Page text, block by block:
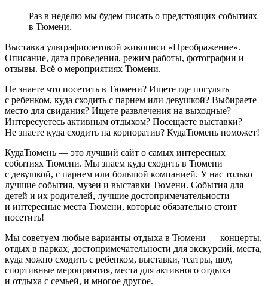
Раз в неделю мы будем писать о предстоящих событиях
в Тюмени.
Выставка ультрафиолетовой живописи «Преображение».
Описание, дата проведения, режим работы, фотографии и
отзывы. Всё о мероприятиях Тюмени.
Не знаете что посетить в Тюмени? Ищете где погулять
с ребенком, куда сходить с парнем или девушкой? Выбираете
место для свидания? Ищете развлечения на выходные?
Интересуетесь активным отдыхом? Посещаете выставки?
Не знаете куда сходить на корпоратив? КудаТюмень поможет!
КудаТюмень — это лучший сайт о самых интересных
событиях Тюмени. Мы знаем куда сходить в Тюмени
с девушкой, с парнем или большой компанией. У нас только
лучшие события, музеи и выставки Тюмени. События для
детей и их родителей, лучшие достопримечательности
и интересные места Тюмени, которые обязательно стоит
посетить!
Мы советуем любые варианты отдыха в Тюмени — концерты,
отдых в парках, достопримечательности для экскурсий, места,
куда можно сходить с ребенком, выставки, театры, шоу,
спортивные мероприятия, места для активного отдыха
и отдыха с семьей, и многое другое.